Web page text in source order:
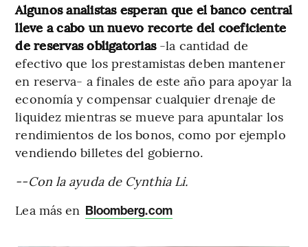
Algunos analistas esperan que el banco central
lleve a cabo un nuevo recorte del coeficiente
de reservas obligatorias-la cantidad de
efectivo que los prestamistas deben mantener
en reserva- a finales de este año para apoyar la
economía y compensar cualquier drenaje de
liquidez mientras se mueve para apuntalar los
rendimientos de los bonos, como por ejemplo
vendiendo billetes del gobierno.
--Con la ayuda de Cynthia Li.
Lea más en Bloomberg.com